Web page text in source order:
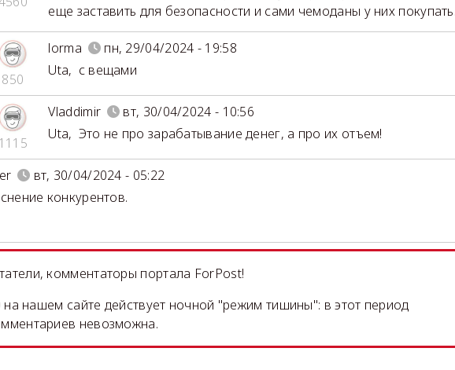
еще заставить для безопасности и сами чемоданы у них
850
lorma
пн, 29/04/2024 - 19:58
Uta, с вещами
1115
Vladdimir
вт, 30/04/2024 - 10:56
Uta, Это не про зарабатывание денег, а про их отъем!
вт, 30/04/2024 - 05:22
конкурентов.
комментаторы портала ForPost!
на нашем сайте действует ночной "режим тишины": в этот период
невозможна.